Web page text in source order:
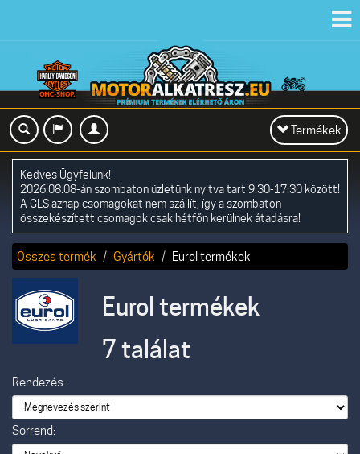
Toggle
navigation
Termékek
Kedves Ügyfelünk!
2026.08.08-án szombaton üzletünk nyitva tart 9:30-17:30 között!
A GLS aznap csomagokat nem szállít, így a szombaton
összekészített csomagok csak hétfőn kerülnek átadásra!
Összes termék Gyártók Eurol termékek
Eurol termékek
7 találat
Rendezés:
Sorrend: